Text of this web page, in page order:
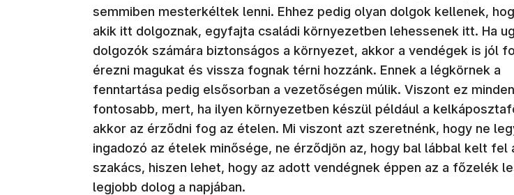
semmiben mesterkéltek lenni. Ehhez pedig olyan dolgok kellenek,
akik itt dolgoznak, egyfajta családi környezetben lehessenek itt. Ha
dolgozók számára biztonságos a környezet, akkor a vendégek is jól
érezni magukat és vissza fognak térni hozzánk. Ennek a légkörnek a
fenntartása pedig elsősorban a vezetőségen múlik. Viszont ez
fontosabb, mert, ha ilyen környezetben készül például a
akkor az érződni fog az ételen. Mi viszont azt szeretnénk, hogy ne
ingadozó az ételek minősége, ne érződjön az, hogy bal lábbal kelt fel
szakács, hiszen lehet, hogy az adott vendégnek éppen az a főzelék
legjobb dolog a napjában.